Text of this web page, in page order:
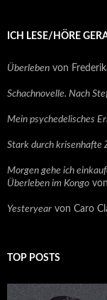
ICH LESE/HÖRE
Überleben von
Schachnovelle. Nach
Mein psychedelisches
Stark durch krisenhafte
Morgen gehe ich
Überleben im Kongo
Yesteryear von Caro
TOP POSTS